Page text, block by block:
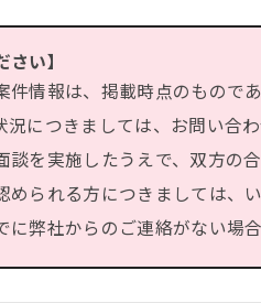
い】
件情報は、掲載時点のもの
につきましては、お問い合
談を実施したうえで、双方の
められる方につきましては
に弊社からのご連絡がない